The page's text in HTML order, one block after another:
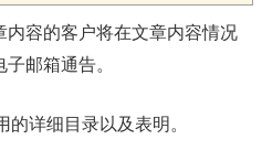
容的客户将在文章内容情况
邮箱通告。
详细目录以及表明。